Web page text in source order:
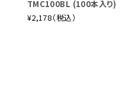
TMC100BL (100本入り)
¥2,178（税込）